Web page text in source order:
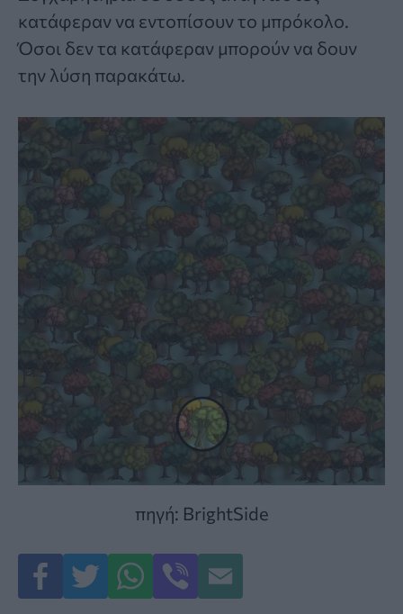
κατάφεραν να εντοπίσουν το μπρόκολο.
Όσοι δεν τα κατάφεραν μπορούν να δουν
την λύση παρακάτω.
πηγή: BrightSide